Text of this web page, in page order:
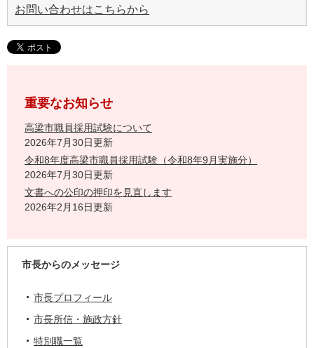
お問い合わせはこちらから
重要なお知らせ
高梁市職員採用試験について
2026年7月30日更新
令和8年度高梁市職員採用試験（令和8年9月実施分）
2026年7月30日更新
文書への公印の押印を見直します
2026年2月16日更新
市長からのメッセージ
市長プロフィール
市長所信・施政方針
特別職一覧